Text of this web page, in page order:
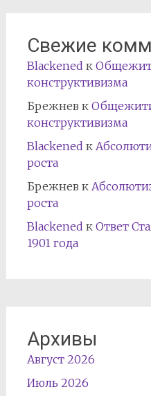
Свежие
Blackened к
конструктивизма
Брежнев к
конструктивизма
Blackened к
роста
Брежнев к
роста
Blackened к Ответ
1901 года
Архивы
Август 2026
Июль 2026